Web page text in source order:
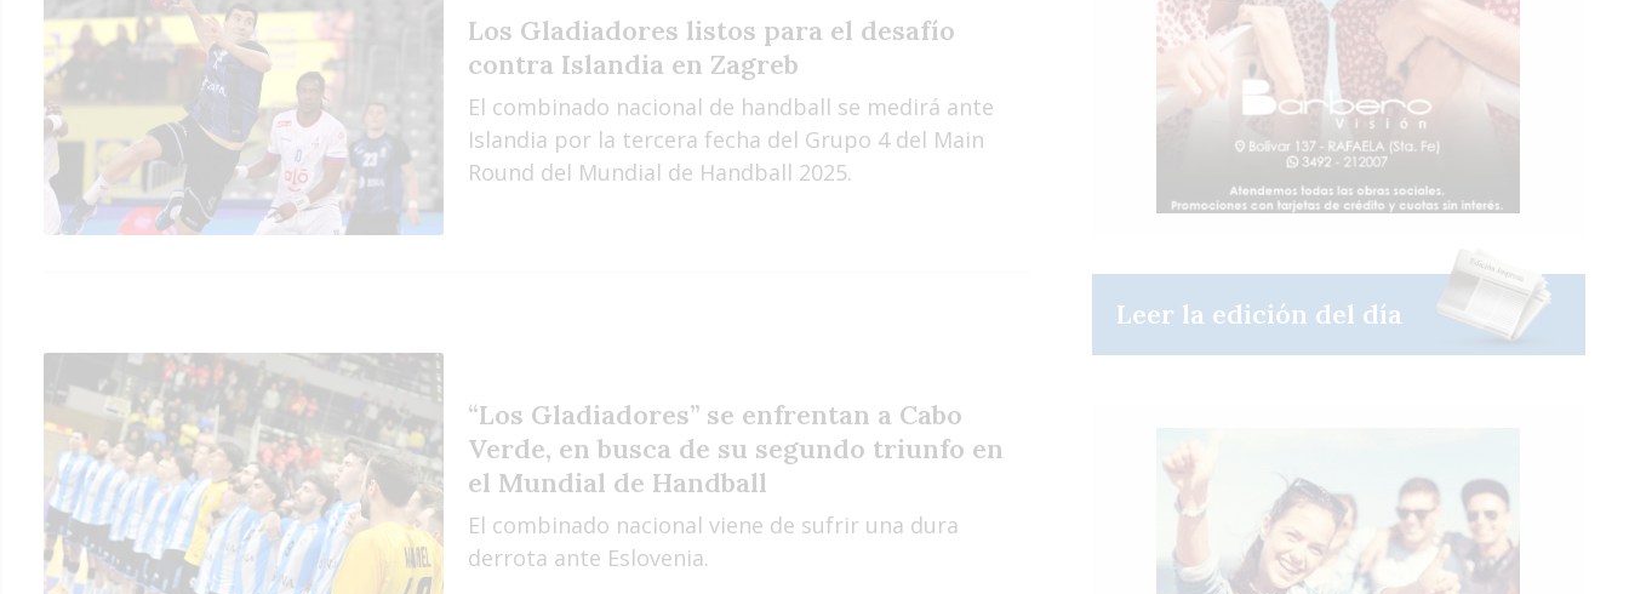
Los Gladiadores listos para el desafío
contra Islandia en Zagreb
El combinado nacional de handball se medirá ante
Islandia por la tercera fecha del Grupo 4 del Main
Round del Mundial de Handball 2025.
“Los Gladiadores” se enfrentan a Cabo
Verde, en busca de su segundo triunfo en
el Mundial de Handball
El combinado nacional viene de sufrir una dura
derrota ante Eslovenia.
Leer la edición del día